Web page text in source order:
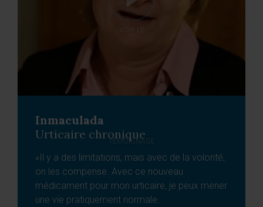
Inmaculada
Urticaire chronique
«Il y a des limitations, mais avec de la volonté,
on les compense. Avec ce nouveau
médicament pour mon urticaire, je peux mener
une vie pratiquement normale.
VOIR LE
TÉMOIGNAGE